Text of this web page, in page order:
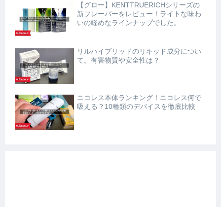
【グロー】KENTTRUERICHシリーズの
新フレーバーをレビュー！ライトな味わ
いの軽めなラインナップでした。
リルハイブリッドのリキッド成分につい
て。有害物質や安全性は？
ニコレス本体ランキング！ニコレス何で
吸える？10種類のデバイスを徹底比較